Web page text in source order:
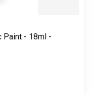
Paint - 18ml -